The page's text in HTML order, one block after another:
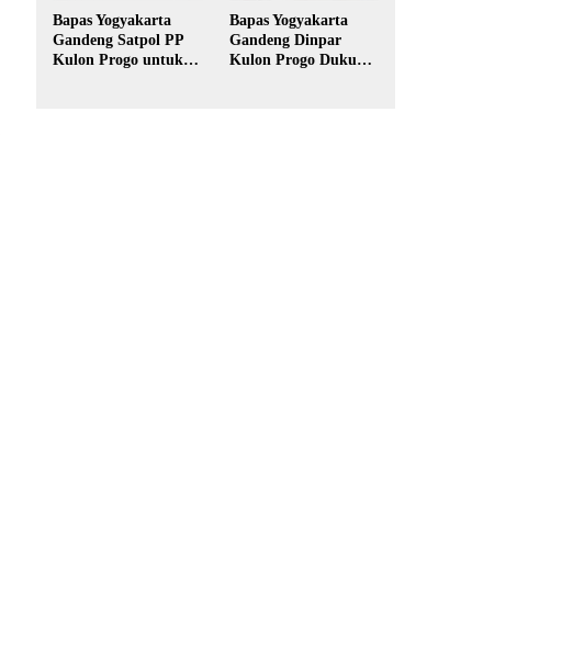
Bapas Yogyakarta
Gandeng Satpol PP
Kulon Progo untuk
Bapas Yogyakarta
Gandeng Dinpar
Kulon Progo Dukung